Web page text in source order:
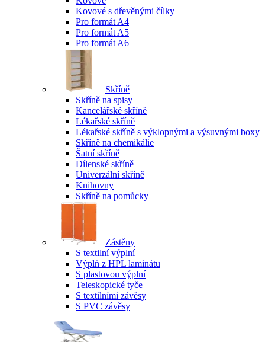
Kovové s dřevěnými čílky
Pro formát A4
Pro formát A5
Pro formát A6
Skříně
Skříně na spisy
Kancelářské skříně
Lékařské skříně
Lékařské skříně s výklopnými a výsuvnými boxy
Skříně na chemikálie
Šatní skříně
Dílenské skříně
Univerzální skříně
Knihovny
Skříně na pomůcky
Zástěny
S textilní výplní
Výplň z HPL laminátu
S plastovou výplní
Teleskopické tyče
S textilními závěsy
S PVC závěsy